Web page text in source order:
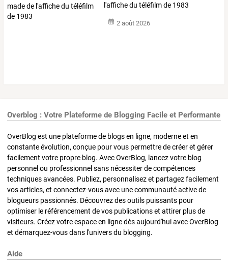
l'affiche du téléfilm de 1983
2 août 2026
Overblog : Votre Plateforme de Blogging Facile et Performante
OverBlog est une plateforme de blogs en ligne, moderne et en
constante évolution, conçue pour vous permettre de créer et gérer
facilement votre propre blog. Avec OverBlog, lancez votre blog
personnel ou professionnel sans nécessiter de compétences
techniques avancées. Publiez, personnalisez et partagez facilement
vos articles, et connectez-vous avec une communauté active de
blogueurs passionnés. Découvrez des outils puissants pour
optimiser le référencement de vos publications et attirer plus de
visiteurs. Créez votre espace en ligne dès aujourd'hui avec OverBlog
et démarquez-vous dans l'univers du blogging.
Aide